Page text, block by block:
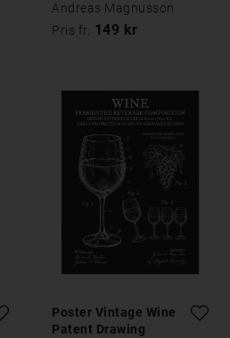
Andreas Magnusson
Pris fr. 149 kr
Poster Vintage Wine
Patent Drawing